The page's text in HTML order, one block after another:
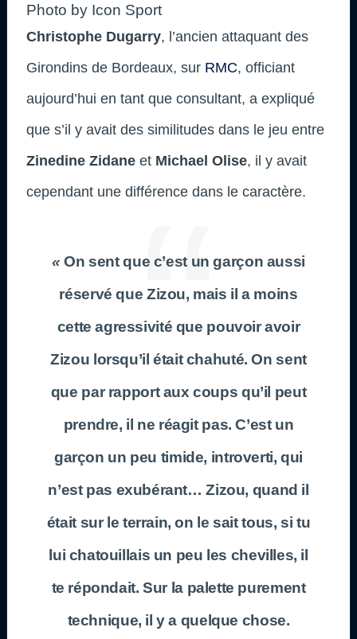
Photo by Icon Sport
Christophe Dugarry, l’ancien attaquant des
Girondins de Bordeaux, sur RMC, officiant
aujourd’hui en tant que consultant, a expliqué
que s’il y avait des similitudes dans le jeu entre
Zinedine Zidane et Michael Olise, il y avait
cependant une différence dans le caractère.
«On sent que c’est un garçon aussi
réservé que Zizou, mais il a moins
cette agressivité que pouvoir avoir
Zizou lorsqu’il était chahuté. On sent
que par rapport aux coups qu’il peut
prendre, il ne réagit pas. C’est un
garçon un peu timide, introverti, qui
n’est pas exubérant… Zizou, quand il
était sur le terrain, on le sait tous, si tu
lui chatouillais un peu les chevilles, il
te répondait. Sur la palette purement
technique, il y a quelque chose.